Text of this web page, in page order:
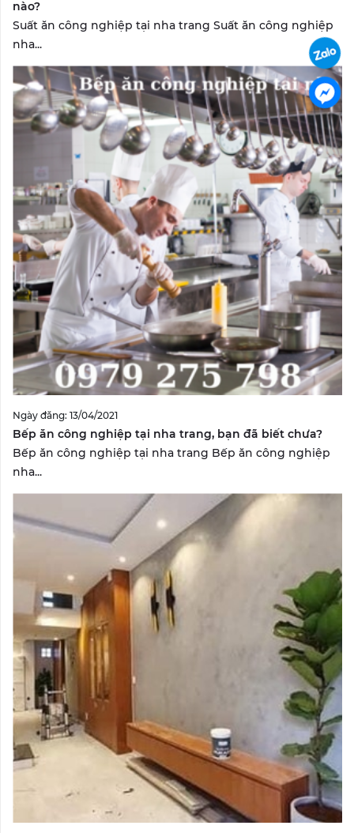
nào?
Suất ăn công nghiệp tại nha trang Suất ăn công nghiệp
nha...
Ngày đăng: 13/04/2021
Bếp ăn công nghiệp tại nha trang, bạn đã biết chưa?
Bếp ăn công nghiệp tại nha trang Bếp ăn công nghiệp
nha...